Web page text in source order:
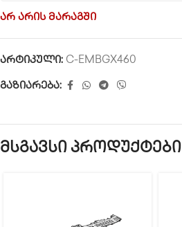
არ არის მარაგში
არტიკული: C-EMBGX460
გაზიარება:
მსგავსი პროდუქტები